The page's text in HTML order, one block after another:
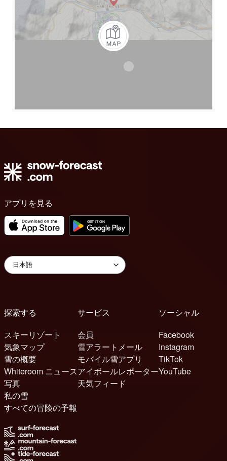
アプリを見る
探索する
スキーリゾート
気象マップ
雪の概要
Whiteroom ニュース
写真
私の雪
サービス
会員
雪アラートメール
モバイル雪アプリ
アイボールレポーター
天気フィード
ソーシャル
Facebook
Instagram
TikTok
YouTube
すべての冒険の予報